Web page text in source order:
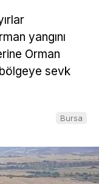
yangını
Orman
sevk
Bursa